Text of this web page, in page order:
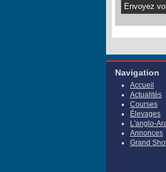
Navigation
Accueil
Actualités
Courses
Élevages
L'anglo-
Annonces
Grand